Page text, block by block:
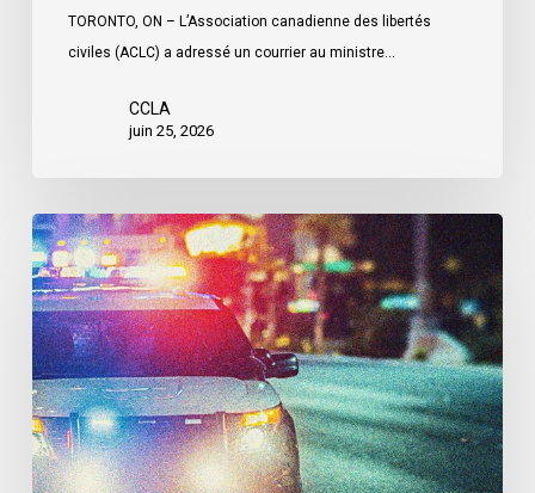
mentaleTORONTO, ON – L’Association canadienne des libertés
civiles (ACLC) a adressé un courrier au ministre…
CCLA
juin 25, 2026
Appels
en
faveur
d’une
commission
d’enquête
publique
sur
le